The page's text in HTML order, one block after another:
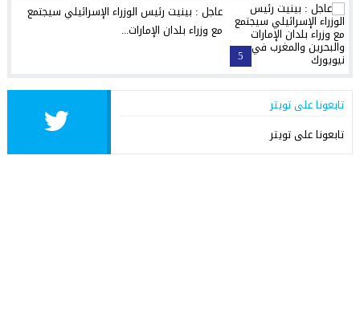
5
عاجل : بينيت رئيس الوزراء الإسرائيلي سيجتمع
مع وزراء بلدان الإمارات...
تابعونا على تويتر
تابعونا على تويتر